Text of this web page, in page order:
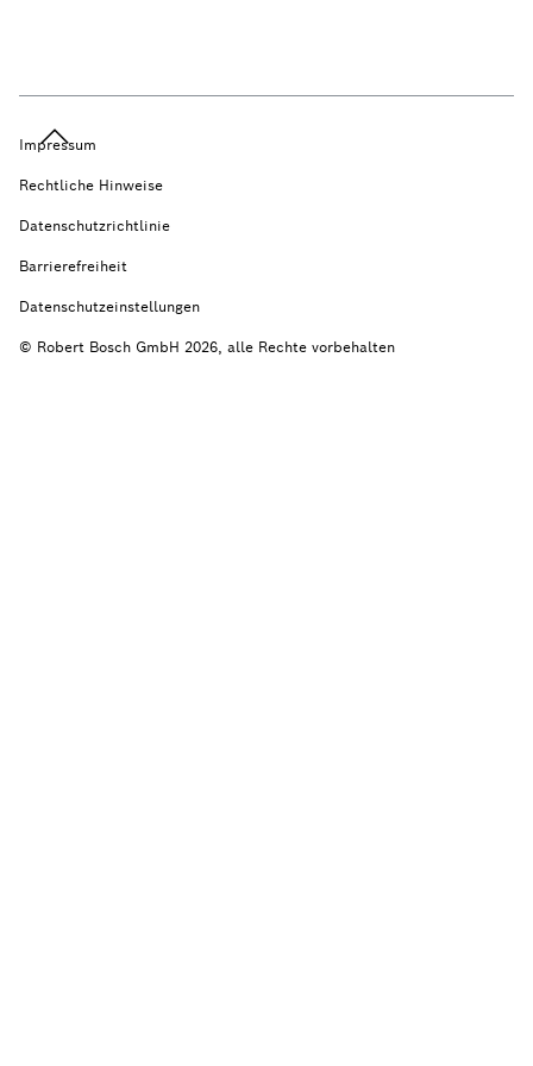
Impressum
Rechtliche Hinweise
Datenschutzrichtlinie
Barrierefreiheit
Datenschutzeinstellungen
© Robert Bosch GmbH 2026, alle Rechte vorbehalten